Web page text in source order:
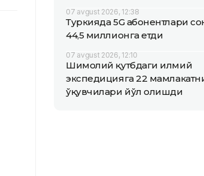
07 avgust 2026, 12:38
Туркияда 5G абонентлари
44,5 миллионга етди
07 avgust 2026, 12:10
Шимолий қутбдаги илмий
экспедицияга 22
ўқувчилари йўл олишди